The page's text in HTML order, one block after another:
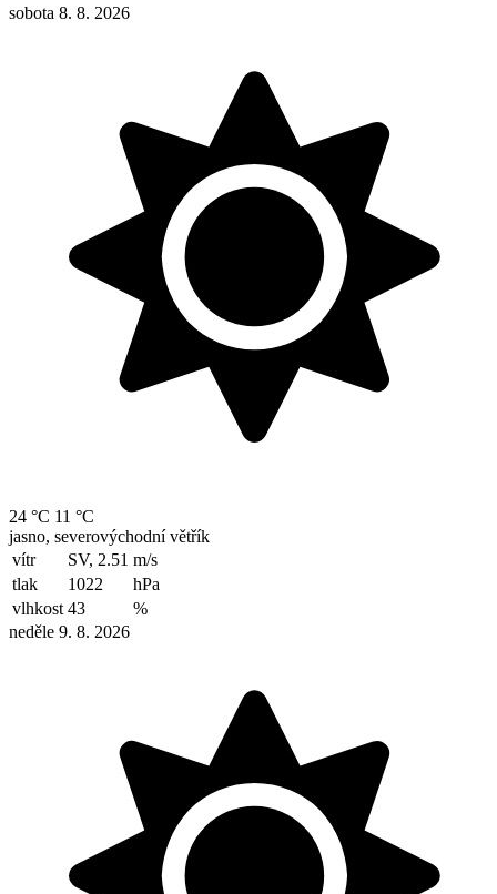
sobota 8. 8. 2026
24 °C 11 °C
jasno, severovýchodní větřík
vítr
SV, 2.51 m/s
tlak
1022
hPa
vlhkost 43
%
neděle 9. 8. 2026